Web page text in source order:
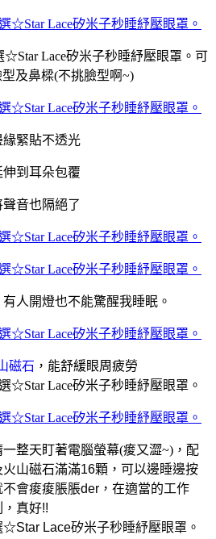
可
及鼻樑(不挑臉型啊~)
緣緊貼不透光
伸到耳朵包覆
聲音也隔絕了
人開燈也不能驚醒我睡眠。
磁石 ，能舒緩眼周疲勞
整天盯著電腦螢幕(痠又澀~) ， 配
山磁石滿滿16顆，可以邊睡邊按
會痠痠脹脹der ，在適當的工作
，真好!!